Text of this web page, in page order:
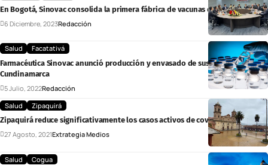
En Bogotá, Sinovac consolida la primera fábrica de vacunas del país
6 Diciembre, 2023Redacción
Salud
Facatativá
Farmacéutica Sinovac anunció producción y envasado de sus vacunas en
Cundinamarca
5 Julio, 2022Redacción
Salud
Zipaquirá
Zipaquirá reduce significativamente los casos activos de covid-19
27 Agosto, 2021Extrategia Medios
Salud
Cogua